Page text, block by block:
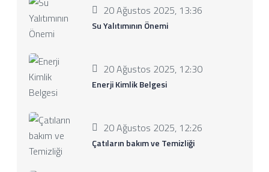
20 Ağustos 2025, 13:36
Su Yalıtımının Önemi
20 Ağustos 2025, 12:30
Enerji Kimlik Belgesi
20 Ağustos 2025, 12:26
Çatıların bakım ve Temizliği